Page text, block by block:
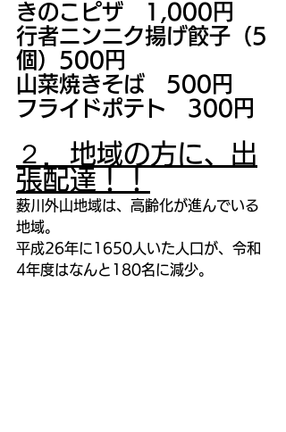
きのこピザ　1,000円
行者ニンニク揚げ餃子（5
個）500円
山菜焼きそば　500円
フライドポテト　300円
２．地域の方に、出
張配達！！
薮川外山地域は、高齢化が進んでいる
地域。
平成26年に1650人いた人口が、令和
4年度はなんと180名に減少。